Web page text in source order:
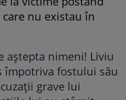
nu existau în